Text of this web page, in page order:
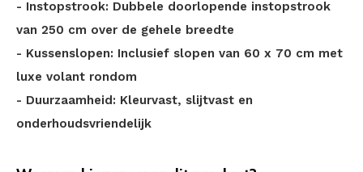
- Instopstrook: Dubbele doorlopende instopstrook
van 250 cm over de gehele breedte
- Kussenslopen: Inclusief slopen van 60 x 70 cm met
luxe volant rondom
- Duurzaamheid: Kleurvast, slijtvast en
onderhoudsvriendelijk